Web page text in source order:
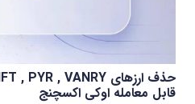
قابل معامله اوکی اکسچنج